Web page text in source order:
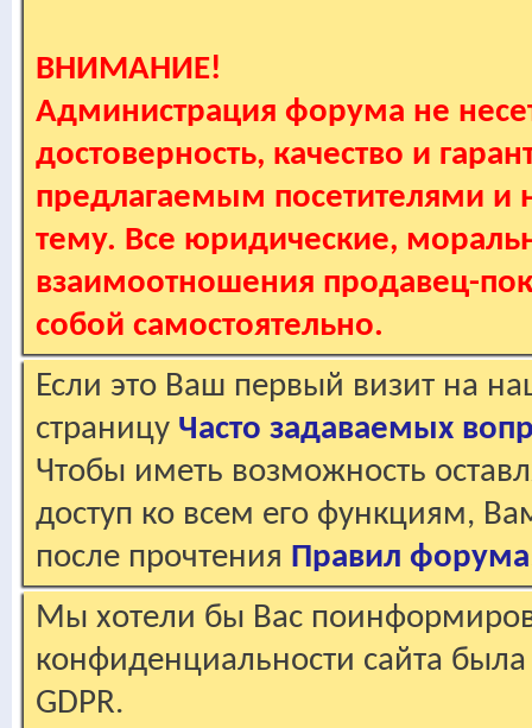
ВНИМАНИЕ!
Администрация форума не
достоверность, качество и
предлагаемым посетителями и
тему. Все юридические,
взаимоотношения продавец-
собой самостоятельно.
Если это Ваш первый визит на
страницу Часто задаваемых
Чтобы иметь возможность
доступ ко всем его функциям,
после прочтения Правил форума
Мы хотели бы Вас
конфиденциальности сайта
GDPR.